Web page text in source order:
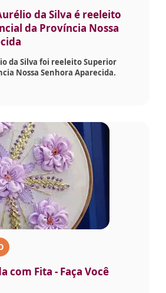
da Silva é reeleito
da Província Nossa
da Silva foi reeleito Superior
Nossa Senhora Aparecida.
com Fita - Faça Você